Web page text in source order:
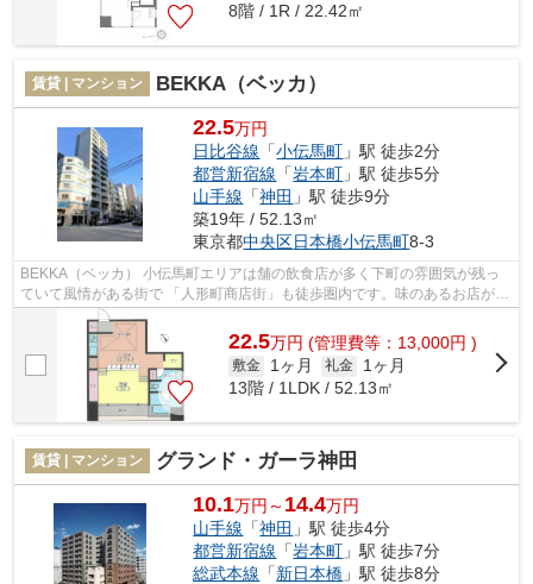
8階 / 1R / 22.42㎡
賃貸 | マンション BEKKA（ベッカ）
22.5万円
日比谷線 「小伝馬町 」駅 徒歩2分
都営新宿線 「岩本町 」駅 徒歩5分
山手線 「神田 」駅 徒歩9分
築19年 / 52.13㎡
東京都中央区日本橋小伝馬町8-3
BEKKA（ベッカ） 小伝馬町エリアは舗の飲食店が多く下町の雰囲気が残っ
ていて風情がある街で 「人形町商店街」も徒歩圏内です。味のあるお店がた
くさん集まっています。 スーパーや...
22.5万円 (管理費等：13,000円 )
敷金 1ヶ月 礼金
1ヶ月
13階 / 1LDK / 52.13㎡
賃貸 | マンション グランド・ガーラ神田
10.1万円～ 14.4万円
山手線 「神田 」駅 徒歩4分
都営新宿線 「岩本町 」駅 徒歩7分
総武本線 「新日本橋 」駅 徒歩8分